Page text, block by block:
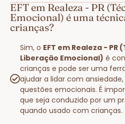
EFT em Realeza - PR
Emocional) é uma
crianças?
Sim, o EFT em Realeza - PR
Liberação Emocional) é
crianças e pode ser uma
ajudar a lidar com
questões emocionais. É
que seja conduzido por um
quando usado com crianças.